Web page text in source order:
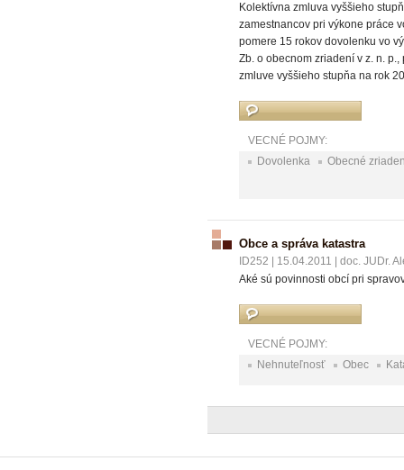
Kolektívna zmluva vyššieho
zamestnancov pri výkone práce
pomere 15 rokov dovolenku vo
Zb. o obecnom zriadení v z. n.
zmluve vyššieho stupňa na rok
VECNÉ POJMY:
Dovolenka
Obecné
Obce a správa katastra
ID252 15.04.2011
doc. JUDr.
Aké sú povinnosti obcí pri
VECNÉ POJMY:
Nehnuteľnosť
Obec